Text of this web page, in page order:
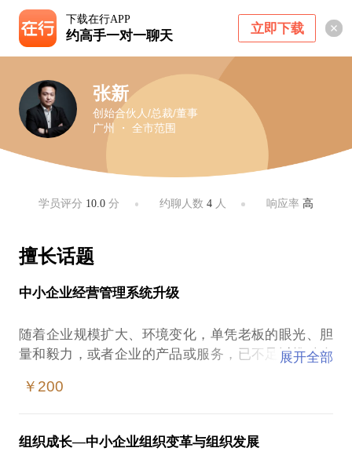
下载在行APP
约高手一对一聊天 立即下载
张新
创始合伙人/总裁/董事
广州 ・ 全市范围
学员评分 10.0 分 约聊人数 4人 响应率 高
擅长话题
中小企业经营管理系统升级
随着企业规模扩大、环境变化，单凭老板的眼光、胆
量和毅力，或者企业的产品或服务，已不足以推动企
发展的中小企业组织面临转型升级的需要。
1、没时间没精力去系统学习，即使去学习，也找不到
适合对位的学习资源。要么是学习后实用性不强，要
展开全部
￥200
组织成长—中小企业组织变革与组织发展